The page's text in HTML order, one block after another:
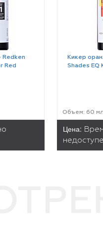
Redken
Red
Кикер
Shades EQ
Объем: 60
Цена: